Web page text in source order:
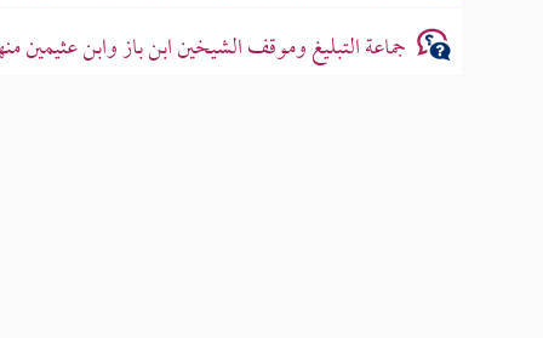
جماعة التبليغ وموقف الشيخين ابن باز وابن عثيمين